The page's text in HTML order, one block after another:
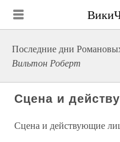
Последние дни
Вильтон Роберт
Сцена и
Сцена и действующие